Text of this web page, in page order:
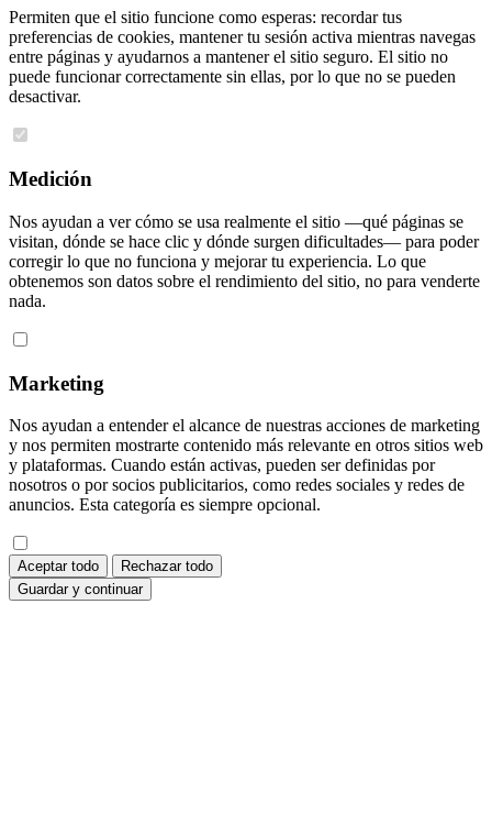
Permiten que el sitio funcione como esperas: recordar tus
preferencias de cookies, mantener tu sesión activa mientras navegas
entre páginas y ayudarnos a mantener el sitio seguro. El sitio no
puede funcionar correctamente sin ellas, por lo que no se pueden
desactivar.
Medición
Nos ayudan a ver cómo se usa realmente el sitio —qué páginas se
visitan, dónde se hace clic y dónde surgen dificultades— para poder
corregir lo que no funciona y mejorar tu experiencia. Lo que
obtenemos son datos sobre el rendimiento del sitio, no para venderte
nada.
Marketing
Nos ayudan a entender el alcance de nuestras acciones de marketing
y nos permiten mostrarte contenido más relevante en otros sitios web
y plataformas. Cuando están activas, pueden ser definidas por
nosotros o por socios publicitarios, como redes sociales y redes de
anuncios. Esta categoría es siempre opcional.
Aceptar todo
Rechazar todo
Guardar y continuar